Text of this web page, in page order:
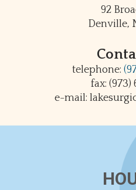
92
Denville,
telephone:
fax: (973)
e-mail: